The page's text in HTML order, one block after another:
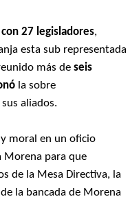
27 legisladores,
esta sub representada
más de seis
la sobre
aliados.
y moral en un oficio
Morena para que
de la Mesa Directiva, la
la bancada de Morena